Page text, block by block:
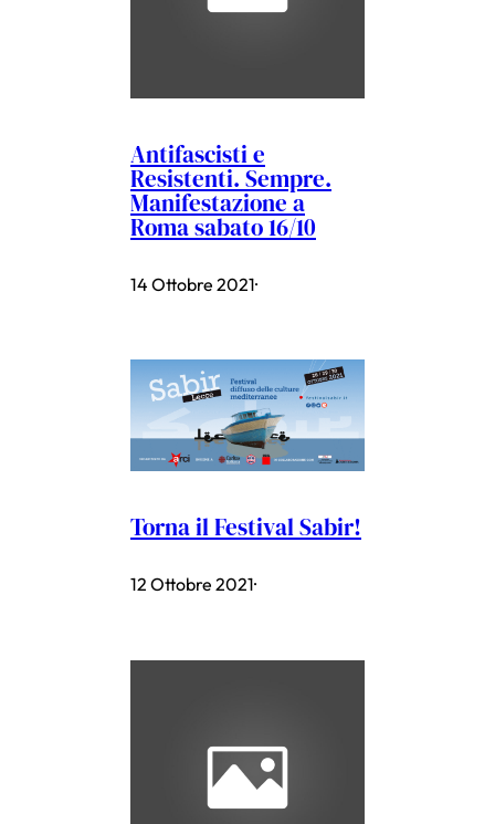
Antifascisti e
Resistenti. Sempre.
Manifestazione a
Roma sabato 16/10
14 Ottobre 2021·
Torna il Festival Sabir!
12 Ottobre 2021·